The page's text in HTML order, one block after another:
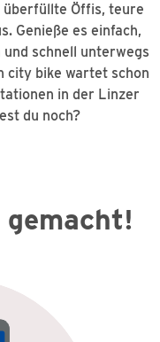
überfüllte Öffis, teure
Genieße es einfach,
schnell unterwegs
city bike wartet schon
in der Linzer
du noch?